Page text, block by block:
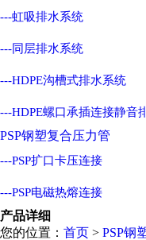
---虹吸排水系统
---同层排水系统
---HDPE沟槽式排水系统
---HDPE螺口承插连接静音
PSP钢塑复合压力管
---PSP扩口卡压连接
---PSP电磁热熔连接
产品详细
您的位置： 首页 > PSP钢